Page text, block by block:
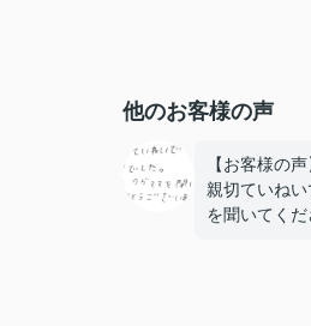
他のお客様の声
【お客様の声
親切ていね
を聞いてくだ